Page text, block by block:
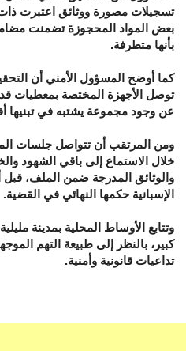
تسجيلات مصورة ووثائق اعتبرت
بعض المواد المحجوزة تضمنت
بأنها متطرفة.
توصل الأجهزة المختصة بمعطيات
عن وجود مجموعة يشتبه في تبنيها
ومن المرتقب أن تتواصل جلسات
خلال الاستماع إلى باقي الشهود
والوثائق المدرجة ضمن الملف،
الإسبانية حكمها النهائي في القضية.
وتتابع الأوساط المحلية بمدينة
كبير، بالنظر إلى طبيعة التهم
تداعيات قانونية وأمنية.